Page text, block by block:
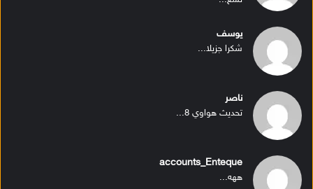
يوسف
شكرا جزيلا...
ناصر
تحديث هواوي 8...
accounts_Enteque
ههه...